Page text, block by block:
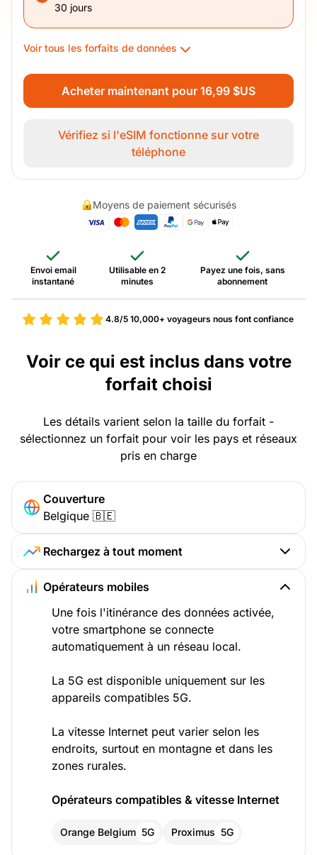
30 jours
Voir tous les forfaits de données
Acheter maintenant pour 16,99 $US
Vérifiez si l'eSIM fonctionne sur votre
téléphone
Moyens de paiement sécurisés
Envoi email
instantané
Utilisable en 2
minutes
Payez une fois, sans
abonnement
4.8/5 10,000+ voyageurs nous font confiance
Voir ce qui est inclus dans votre
forfait choisi
Les détails varient selon la taille du forfait -
sélectionnez un forfait pour voir les pays et réseaux
pris en charge
Couverture
Belgique 🇧🇪
Rechargez à tout moment
Opérateurs mobiles
Une fois l'itinérance des données activée,
votre smartphone se connecte
automatiquement à un réseau local.
La 5G est disponible uniquement sur les
appareils compatibles 5G.
La vitesse Internet peut varier selon les
endroits, surtout en montagne et dans les
zones rurales.
Opérateurs compatibles & vitesse Internet
Orange Belgium 5G Proximus 5G